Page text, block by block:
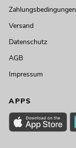
Zahlungsbedingungen
Versand
Datenschutz
AGB
Impressum
APPS